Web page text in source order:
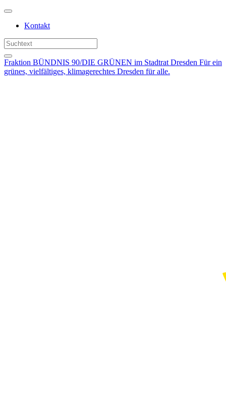
Weiter
Inhalt
Kontakt
Fraktion BÜNDNIS 90/DIE GRÜNEN im Stadtrat Dresden Für ein
grünes, vielfältiges, klimagerechtes Dresden für alle.